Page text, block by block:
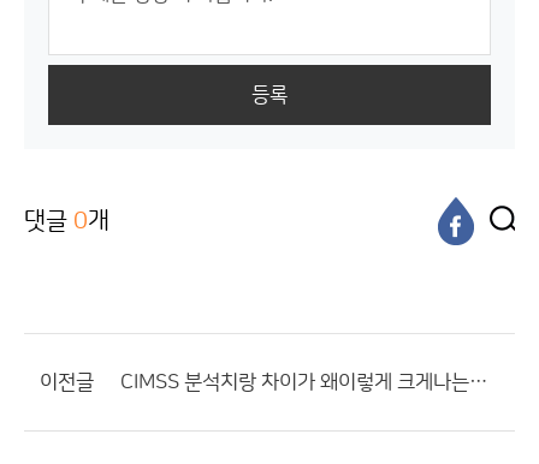
등록
댓글 0개
이전글 CIMSS 분석치랑 차이가 왜이렇게 크게나는건가요.